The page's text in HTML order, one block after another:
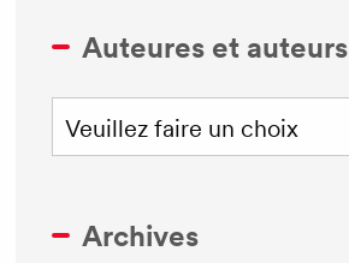
Auteures et auteurs
Archives